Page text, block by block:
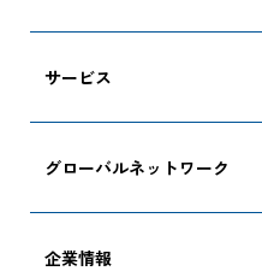
サービス
グローバルネットワーク
企業情報